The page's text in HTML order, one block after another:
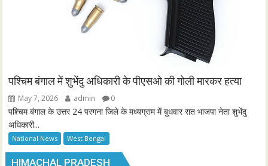
पश्चिम बंगाल में शुभेंदु अधिकारी के पीएसओ की गोली मारकर हत्या
May 7, 2026 admin 0
पश्चिम बंगाल के उत्तर 24 परगना जिले के मध्यग्राम में बुधवार रात भाजपा नेता शुभेंदु
अधिकारी...
National News West Bengal
HIMACHAL PRADESH